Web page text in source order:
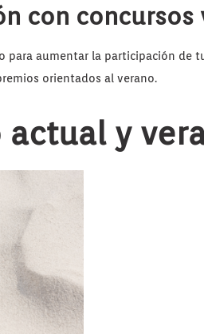
con concursos
para aumentar la participación de
orientados al verano.
actual y